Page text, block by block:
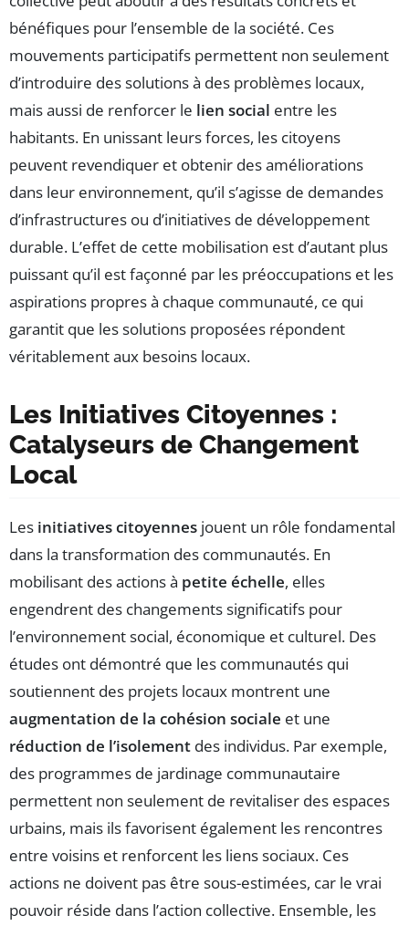
bénéfiques pour l’ensemble de la société. Ces
mouvements participatifs permettent non seulement
d’introduire des solutions à des problèmes locaux,
mais aussi de renforcer le lien social entre les
habitants. En unissant leurs forces, les citoyens
peuvent revendiquer et obtenir des améliorations
dans leur environnement, qu’il s’agisse de demandes
d’infrastructures ou d’initiatives de développement
durable. L’effet de cette mobilisation est d’autant plus
puissant qu’il est façonné par les préoccupations et les
aspirations propres à chaque communauté, ce qui
garantit que les solutions proposées répondent
véritablement aux besoins locaux.
Les Initiatives Citoyennes :
Catalyseurs de Changement
Local
Les initiatives citoyennes jouent un rôle fondamental
dans la transformation des communautés. En
mobilisant des actions à petite échelle, elles
engendrent des changements significatifs pour
l’environnement social, économique et culturel. Des
études ont démontré que les communautés qui
soutiennent des projets locaux montrent une
augmentation de la cohésion sociale et une
réduction de l’isolement des individus. Par exemple,
des programmes de jardinage communautaire
permettent non seulement de revitaliser des espaces
urbains, mais ils favorisent également les rencontres
entre voisins et renforcent les liens sociaux. Ces
actions ne doivent pas être sous-estimées, car le vrai
pouvoir réside dans l’action collective. Ensemble, les